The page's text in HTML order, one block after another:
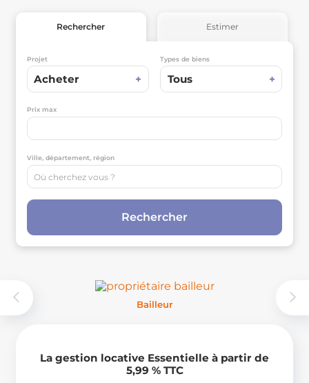
Rechercher
Projet
Acheter +
Types de biens
Tous +
Prix max
Ville, département, région
Rechercher
Estimer
Bailleur
La gestion locative Essentielle à partir de
5,99 % TTC